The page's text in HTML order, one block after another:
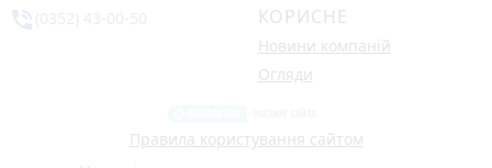
КОРИСНЕ
Новини компаній
Огляди
Правила користування сайтом